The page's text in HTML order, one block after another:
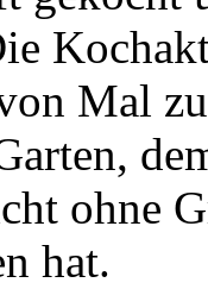
Mal
ohne
hat.